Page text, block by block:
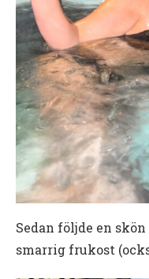
Sedan följde en
smarrig frukost